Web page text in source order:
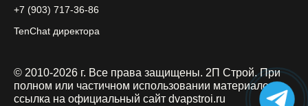
+7 (903) 717-36-86
TenChat директора
© 2010-2026 г. Все права защищены. 2П Строй.При
полном или частичном использовании материалов
ссылка на официальный сайт dvapstroi.ru